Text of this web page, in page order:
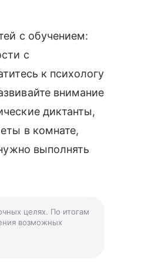
с обучением:
с
к психологу
внимание
диктанты,
в комнате,
выполнять
целях. По итогам
возможных